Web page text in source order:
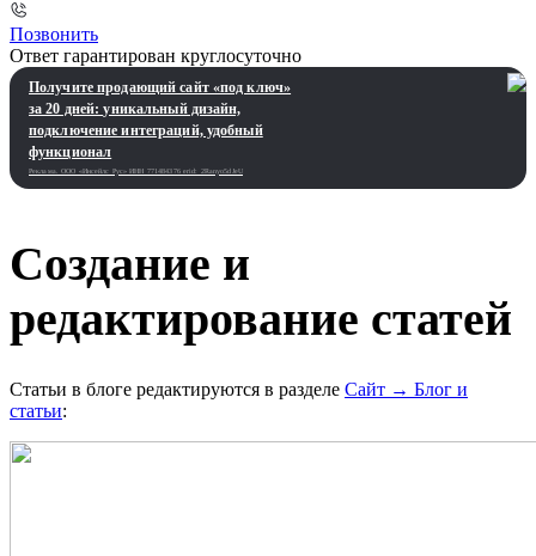
Позвонить
Ответ гарантирован круглосуточно
Получите продающий сайт «под ключ»
за 20 дней: уникальный дизайн,
подключение интеграций, удобный
функционал
Реклама. ООО «Инсейлс Рус»‎ ИНН 771484376 erid: 2Ranyo5dJeU
Создание и
редактирование статей
Статьи в блоге редактируются в разделе Сайт → Блог и
статьи: